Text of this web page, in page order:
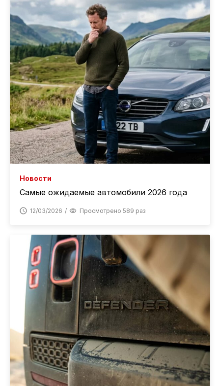
Новости
Самые ожидаемые автомобили 2026 года
12/03/2026 Просмотрено 589 раз